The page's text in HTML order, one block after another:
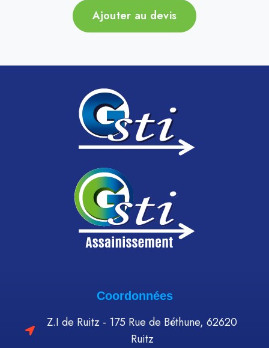
Ajouter au devis
Coordonnées
Z.I de Ruitz - 175 Rue de Béthune, 62620
Ruitz